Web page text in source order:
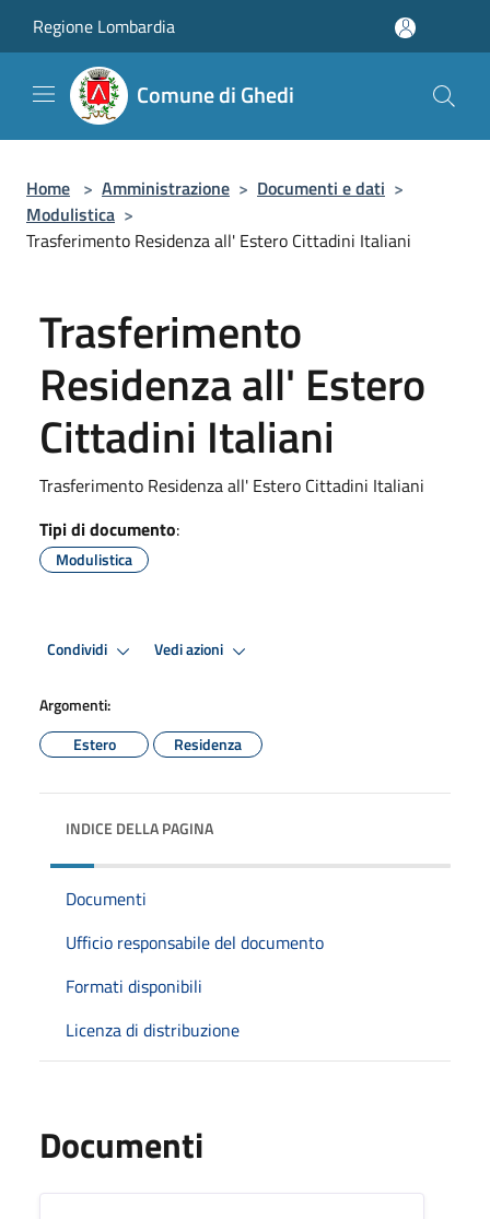
Regione Lombardia
Comune di Ghedi
Home > Amministrazione > Documenti e dati >
Modulistica >
Trasferimento Residenza all' Estero Cittadini Italiani
Trasferimento
Residenza all' Estero
Cittadini Italiani
Trasferimento Residenza all' Estero Cittadini Italiani
Tipi di documento:
Modulistica
Condividi Vedi azioni
Argomenti:
Estero
Residenza
INDICE DELLA PAGINA
Documenti
Ufficio responsabile del documento
Formati disponibili
Licenza di distribuzione
Documenti